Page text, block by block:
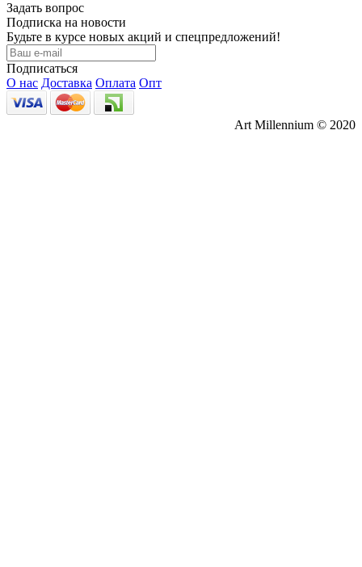
Задать вопрос
Подписка на новости
Будьте в курсе новых акций и спецпредложений!
Подписаться
О нас Доставка Оплата Опт
Art Millennium © 2020